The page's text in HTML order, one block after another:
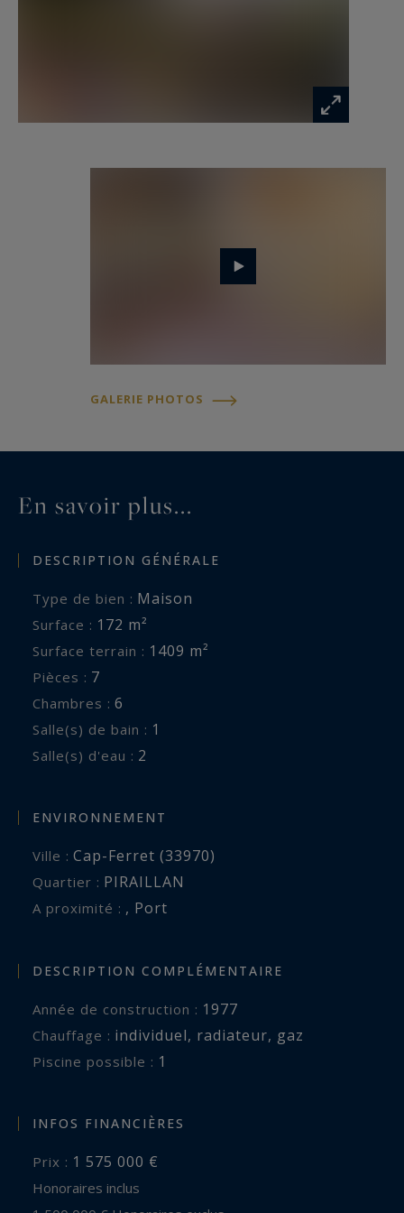
Contact : Anne Valérie Colas - 06 86 92 72 53
Les informations sur les risques auxquels ce
GALERIE PHOTOS
En savoir plus...
DESCRIPTION GÉNÉRALE
Type de bien : Maison
Surface : 172 m²
Surface terrain : 1409 m²
Pièces : 7
Chambres : 6
Salle(s) de bain : 1
Salle(s) d'eau : 2
ENVIRONNEMENT
Ville : Cap-Ferret (33970)
Quartier : PIRAILLAN
A proximité : , Port
DESCRIPTION COMPLÉMENTAIRE
Année de construction : 1977
Chauffage : individuel, radiateur, gaz
piscine possible : 1
INFOS FINANCIÈRES
Prix : 1 575 000 €
Honoraires inclus